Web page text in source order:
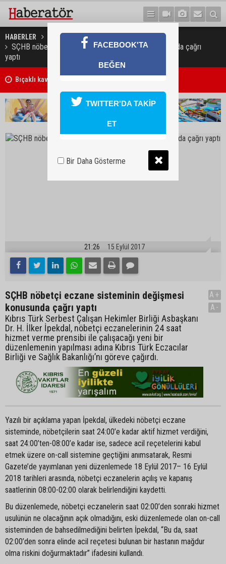
HABERLER GÜNDEM
SÇHB nöbetçi eczane sisteminin değişmesi konusunda çağrı
yaptı
Bıçaklı kavga ölümle sonuçlandı
21:26 15 Eylül 2017
SÇHB nöbetçi eczane sisteminin değişmesi
konusunda çağrı yaptı
Kıbrıs Türk Serbest Çalışan Hekimler Birliği Asbaşkanı
Dr. H. İlker İpekdal, nöbetçi eczanelerinin 24 saat
hizmet verme prensibi ile çalışacağı yeni bir
düzenlemenin yapılması adına Kıbrıs Türk Eczacılar
Birliği ve Sağlık Bakanlığı’nı göreve çağırdı.
A+
A-
Yazılı bir açıklama yapan İpekdal, ülkedeki nöbetçi eczane
sisteminde, nöbetçilerin saat 24:00’e kadar aktif hizmet verdiğini,
saat 24:00’ten-08:00’e kadar ise, sadece acil reçetelerini kabul
etmek üzere on-call sistemine geçtiğini anımsatarak, Resmi
Gazete’de yayımlanan yeni düzenlemede 18 Eylül 2017– 16 Eylül
2018 tarihleri arasında, nöbetçi eczanelerin açılış ve kapanış
saatlerinin 08:00-02:00 olarak belirlendiğini kaydetti.
Bu düzenlemede, nöbetçi eczanelerin saat 02:00’den sonraki hizmet
usulünün ne olacağının açık olmadığını, eski düzenlemede olan on-call
sisteminden de bahsedilmediğini belirten İpekdal, “Bu da, saat
02:00’den sonra elinde acil reçetesi bulunan bir hastanın mağdur
olma riskini doğurmaktadır” ifadesini kullandı.
FACEBOOK'TA
BEĞEN
TWITTER'DA TAKİP
ET
Bir Daha Gösterme